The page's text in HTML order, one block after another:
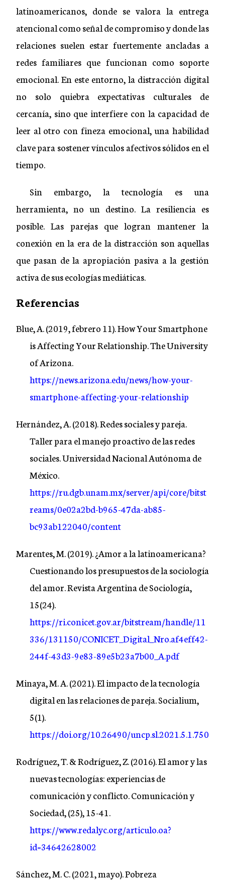
latinoamericanos, donde se valora la entrega
atencional como señal de compromiso y donde las
relaciones suelen estar fuertemente ancladas a
redes familiares que funcionan como soporte
emocional. En este entorno, la distracción digital
no solo quiebra expectativas culturales de
cercanía, sino que interfiere con la capacidad de
leer al otro con fineza emocional, una habilidad
clave para sostener vínculos afectivos sólidos en el
tiempo.
Sin embargo, la tecnología es una
herramienta, no un destino. La resiliencia es
posible. Las parejas que logran mantener la
conexión en la era de la distracción son aquellas
que pasan de la apropiación pasiva a la gestión
activa de sus ecologías mediáticas.
Referencias
Blue, A. (2019, febrero 11). How Your Smartphone
is Affecting Your Relationship. The University
of Arizona.
https://news.arizona.edu/news/how-your-
smartphone-affecting-your-relationship
Hernández, A. (2018). Redes sociales y pareja.
Taller para el manejo proactivo de las redes
sociales. Universidad Nacional Autónoma de
México.
https://ru.dgb.unam.mx/server/api/core/bitst
reams/0e02a2bd-b965-47da-ab85-
bc93ab122040/content
Marentes, M. (2019). ¿Amor a la latinoamericana?
Cuestionando los presupuestos de la sociología
del amor. Revista Argentina de Sociología,
15(24).
https://ri.conicet.gov.ar/bitstream/handle/11
336/131150/CONICET_Digital_Nro.af4eff42-
244f-43d3-9e83-89e5b23a7b00_A.pdf
Minaya, M. A. (2021). El impacto de la tecnología
digital en las relaciones de pareja. Socialium,
5(1).
https://doi.org/10.26490/uncp.sl.2021.5.1.750
Rodríguez, T. & Rodríguez, Z. (2016). El amor y las
nuevas tecnologías: experiencias de
comunicación y conflicto. Comunicación y
Sociedad, (25), 15-41.
https://www.redalyc.org/articulo.oa?
id=34642628002
Sánchez, M. C. (2021, mayo). Pobreza